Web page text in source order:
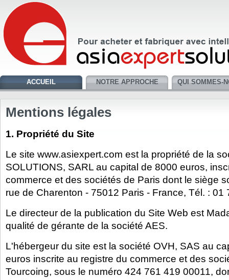
ACCUEIL NOTRE APPROCHE QUI SOMMES-
Mentions légales
1. Propriété du Site
Le site www.asiexpert.com est la propriété de la
SOLUTIONS, SARL au capital de 8000 euros,
commerce et des sociétés de Paris dont le siège
rue de Charenton - 75012 Paris - France, Tél. : 01
Le directeur de la publication du Site Web est
qualité de gérante de la société AES.
L'hébergeur du site est la société OVH, SAS au
euros inscrite au registre du commerce et des
Tourcoing, sous le numéro 424 761 419 00011,